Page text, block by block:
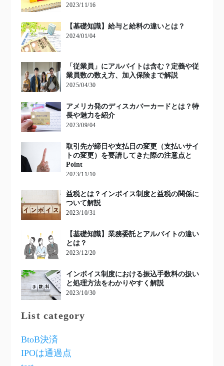
2023/11/16
【基礎知識】給与と給料の違いとは？
2024/01/04
「従業員」にアルバイトは含む？定義や従
業員数の数え方、加入保険まで解説
2025/04/30
アメリカ発のディスカバーカードとは？特
長や魅力を紹介
2023/09/04
取引先が締日や支払日の変更（支払いサイ
トの変更）を要請してきた際の注意点と
Point
2023/11/10
益税とは？インボイス制度と益税の関係に
ついて解説
2023/10/31
【基礎知識】業務委託とアルバイトの違い
とは？
2023/12/20
インボイス制度における振込手数料の扱い
と処理方法をわかりやすく解説
2023/10/30
List category
BtoB決済
IPOは通過点